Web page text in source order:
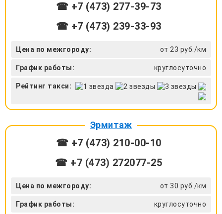
☎ +7 (473) 277-39-73
☎ +7 (473) 239-33-93
Цена по межгороду: от 23 руб./км
График работы: круглосуточно
Рейтинг такси:
Эрмитаж
☎ +7 (473) 210-00-10
☎ +7 (473) 272077-25
Цена по межгороду: от 30 руб./км
График работы: круглосуточно